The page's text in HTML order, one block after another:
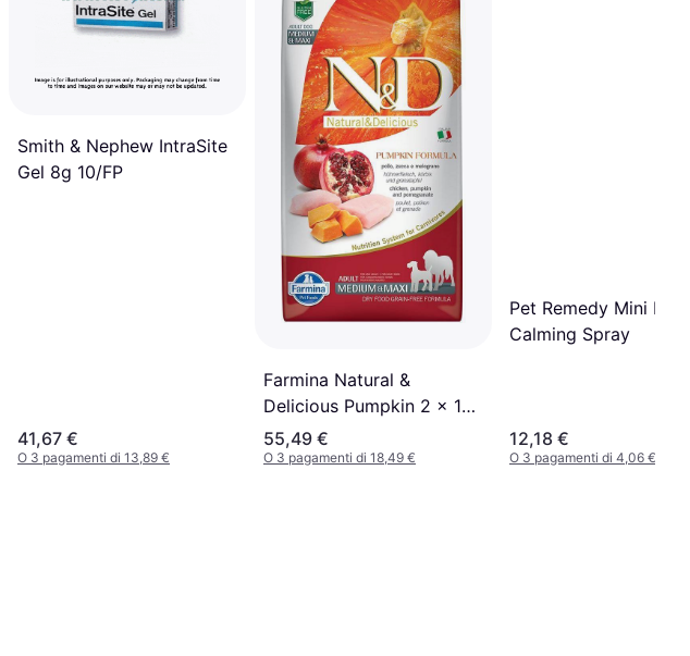
Smith & Nephew IntraSite
Gel 8g 10/FP
41,67 €
O 3 pagamenti di 13,89 €
Farmina Natural &
Delicious Pumpkin 2 x 12
kg Medium/Maxi Pollo
Zucca e Melograno 12kg
55,49 €
O 3 pagamenti di 18,49 €
Pet Remedy Mini Pet
Calming Spray
12,18 €
O 3 pagamenti di 4,06 €